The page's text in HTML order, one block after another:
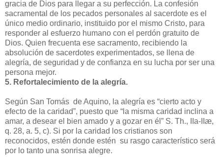
gracia de Dios para llegar a su perfección. La confesión
sacramental de los pecados personales al sacerdote es el
único medio ordinario, instituido por el mismo Cristo, para
responder al esfuerzo humano con el perdón gratuito de
Dios. Quien frecuenta ese sacramento, recibiendo la
absolución de sacerdotes experimentados, se llena de
alegría, de seguridad y de confianza en su lucha por ser una
persona mejor.
5. Refortalecimiento de la alegría.
Según San Tomás de Aquino, la alegría es “cierto acto y
efecto de la caridad”, puesto que “la misma caridad inclina a
amar, a desear el bien amado y a gozar en él” S. Th., IIa-IIæ,
q. 28, a. 5, c). Si por la caridad los cristianos son
reconocidos, estén donde estén su rasgo característico será
por lo tanto una sonrisa alegre.